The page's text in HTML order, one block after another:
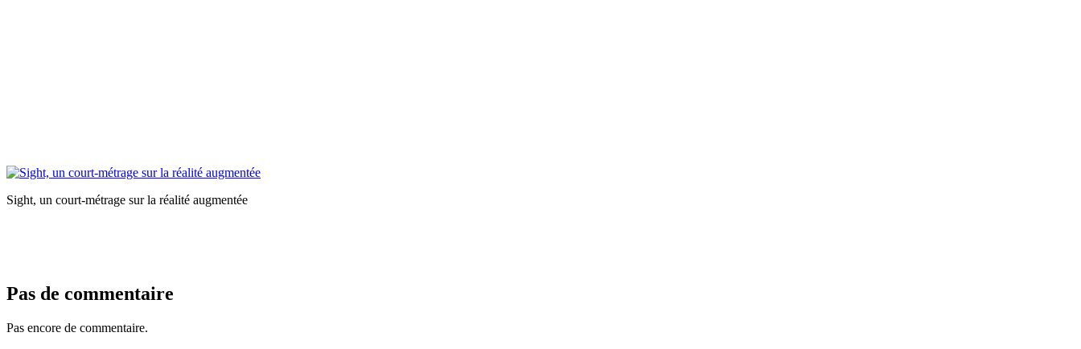
Sight, un court-métrage sur la réalité augmentée
Pas de commentaire
Pas encore de commentaire.